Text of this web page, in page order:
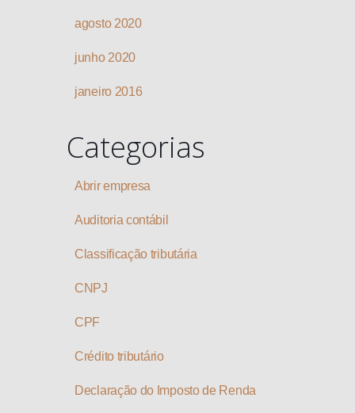
agosto 2020
junho 2020
janeiro 2016
Categorias
Abrir empresa
Auditoria contábil
Classificação tributária
CNPJ
CPF
Crédito tributário
Declaração do Imposto de Renda